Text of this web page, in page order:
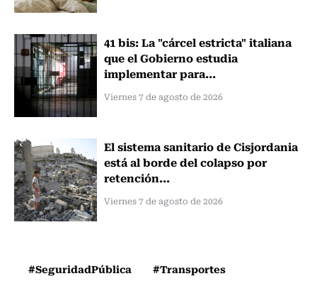
41 bis: La "cárcel estricta" italiana
que el Gobierno estudia
implementar para...
Viernes 7 de agosto de 2026
El sistema sanitario de Cisjordania
está al borde del colapso por
retención...
Viernes 7 de agosto de 2026
#SeguridadPública #Transportes